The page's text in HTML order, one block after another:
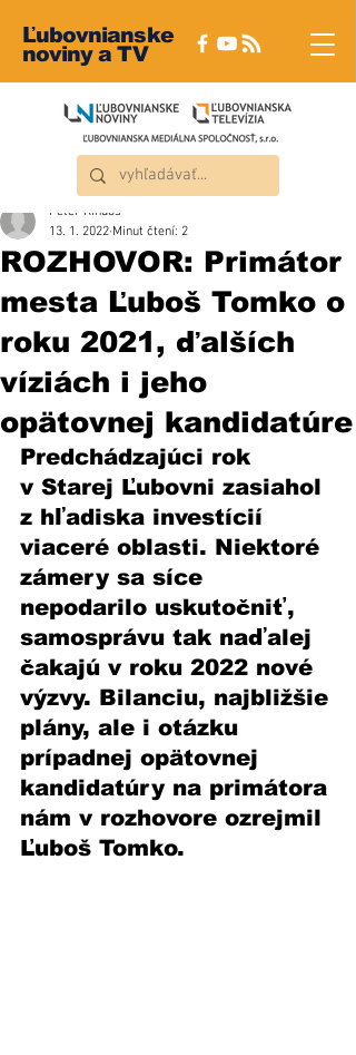
Ľubovnianske
noviny a TV
ROZHOVOR: Primátor
mesta Ľuboš Tomko o
roku 2021, ďalších
víziách i jeho
opätovnej kandidatúre
Peter Rindoš
13. 1. 2022 Minut čtení: 2
Predchádzajúci rok
v Starej Ľubovni zasiahol
z hľadiska investícií
viaceré oblasti. Niektoré
zámery sa síce
nepodarilo uskutočniť,
samosprávu tak naďalej
čakajú v roku 2022 nové
výzvy. Bilanciu, najbližšie
plány, ale i otázku
prípadnej opätovnej
kandidatúry na primátora
nám v rozhovore ozrejmil
Ľuboš Tomko.